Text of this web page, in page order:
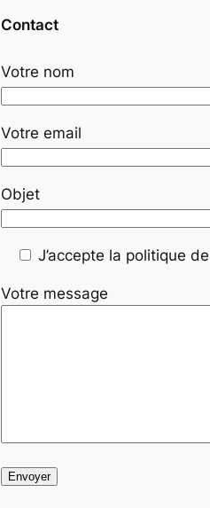
Contact
Votre nom
Votre email
Objet
J’accepte la politique
Votre message